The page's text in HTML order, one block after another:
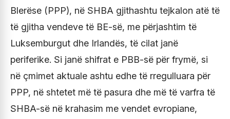
Blerëse (PPP), në SHBA gjithashtu tejkalon atë të
të gjitha vendeve të BE-së, me përjashtim të
Luksemburgut dhe Irlandës, të cilat janë
periferike. Si janë shifrat e PBB-së për frymë, si
në çmimet aktuale ashtu edhe të rregulluara për
PPP, në shtetet më të pasura dhe më të varfra të
SHBA-së në krahasim me vendet evropiane,